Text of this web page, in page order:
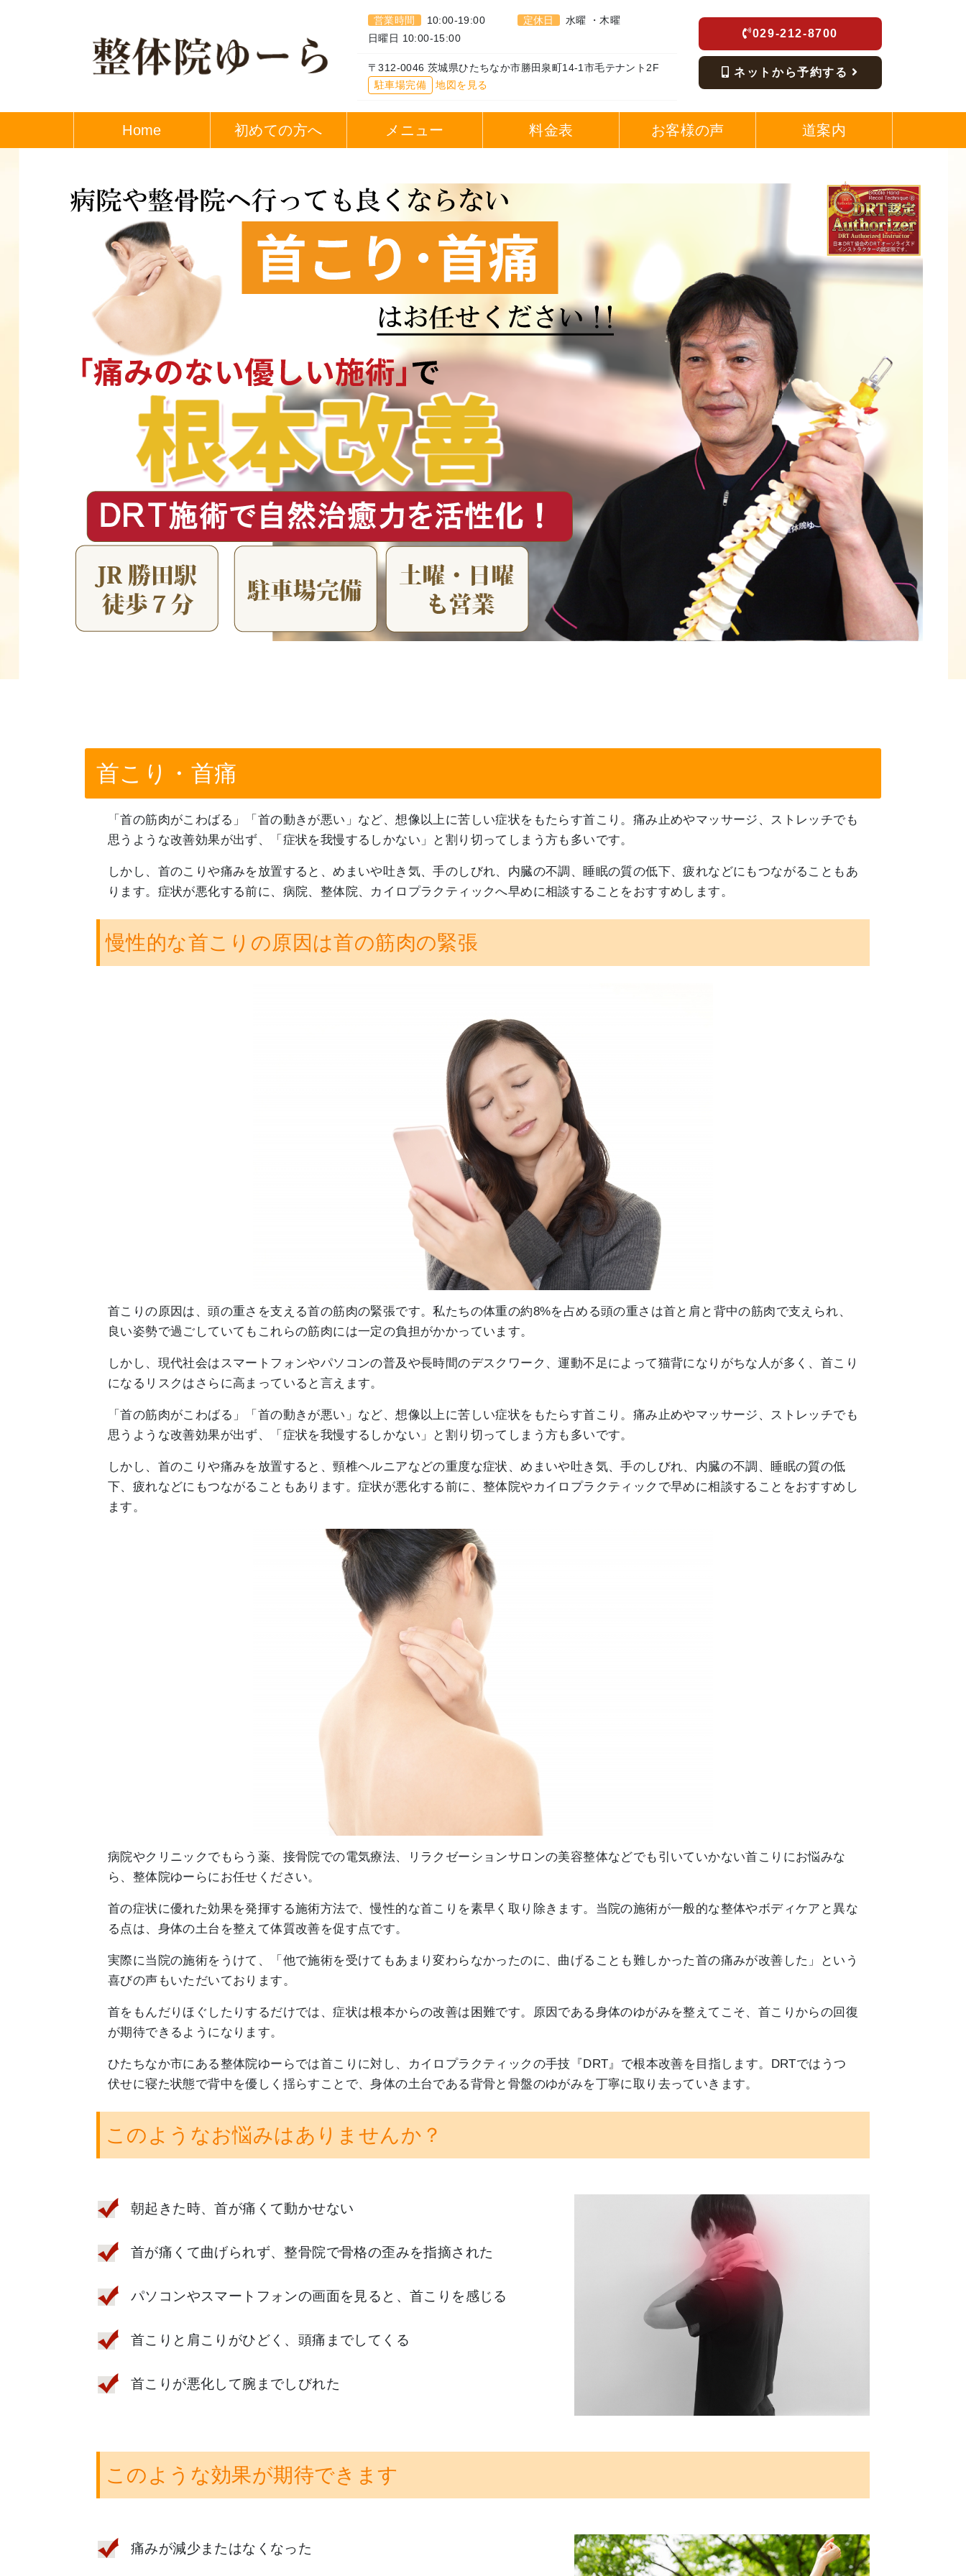
営業時間
10:00-19:00
日曜日 10:00-15:00
定休日 水曜 ・木曜
〒312-0046 茨城県ひたちなか市勝田泉町14-1市毛テナント2F
駐車場完備
地図を見る
029-212-8700
ネットから予約する
Home 初めての方へ メニュー 料金表 お客様の声 道案内
首こり・首痛
「首の筋肉がこわばる」「首の動きが悪い」など、想像以上に苦しい症状をもたらす首こり。痛み止めやマッサージ、ストレッチでも
思うような改善効果が出ず、「症状を我慢するしかない」と割り切ってしまう方も多いです。
しかし、首のこりや痛みを放置すると、めまいや吐き気、手のしびれ、内臓の不調、睡眠の質の低下、疲れなどにもつながることもあ
ります。症状が悪化する前に、病院、整体院、カイロプラクティックへ早めに相談することをおすすめします。
慢性的な首こりの原因は首の筋肉の緊張
首こりの原因は、頭の重さを支える首の筋肉の緊張です。私たちの体重の約8%を占める頭の重さは首と肩と背中の筋肉で支えられ、
良い姿勢で過ごしていてもこれらの筋肉には一定の負担がかかっています。
しかし、現代社会はスマートフォンやパソコンの普及や長時間のデスクワーク、運動不足によって猫背になりがちな人が多く、首こり
になるリスクはさらに高まっていると言えます。
「首の筋肉がこわばる」「首の動きが悪い」など、想像以上に苦しい症状をもたらす首こり。痛み止めやマッサージ、ストレッチでも
思うような改善効果が出ず、「症状を我慢するしかない」と割り切ってしまう方も多いです。
しかし、首のこりや痛みを放置すると、頸椎ヘルニアなどの重度な症状、めまいや吐き気、手のしびれ、内臓の不調、睡眠の質の低
下、疲れなどにもつながることもあります。症状が悪化する前に、整体院やカイロプラクティックで早めに相談することをおすすめし
ます。
病院やクリニックでもらう薬、接骨院での電気療法、リラクゼーションサロンの美容整体などでも引いていかない首こりにお悩みな
ら、整体院ゆーらにお任せください。
首の症状に優れた効果を発揮する施術方法で、慢性的な首こりを素早く取り除きます。当院の施術が一般的な整体やボディケアと異な
る点は、身体の土台を整えて体質改善を促す点です。
実際に当院の施術をうけて、「他で施術を受けてもあまり変わらなかったのに、曲げることも難しかった首の痛みが改善した」という
喜びの声もいただいております。
首をもんだりほぐしたりするだけでは、症状は根本からの改善は困難です。原因である身体のゆがみを整えてこそ、首こりからの回復
が期待できるようになります。
ひたちなか市にある整体院ゆーらでは首こりに対し、カイロプラクティックの手技『DRT』で根本改善を目指します。DRTではうつ
伏せに寝た状態で背中を優しく揺らすことで、身体の土台である背骨と骨盤のゆがみを丁寧に取り去っていきます。
このようなお悩みはありませんか？
朝起きた時、首が痛くて動かせない
首が痛くて曲げられず、整骨院で骨格の歪みを指摘された
パソコンやスマートフォンの画面を見ると、首こりを感じる
首こりと肩こりがひどく、頭痛までしてくる
首こりが悪化して腕までしびれた
このような効果が期待できます
痛みが減少またはなくなった